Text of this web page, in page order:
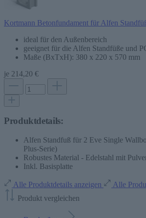
Kortmann Betonfundament für Alfen
ideal für den Außenbereich
geeignet für die Alfen Standfüße und
Maße (BxTxH): 380 x 220 x 570 mm
je 214,20 €
Produktdetails:
Alfen Standfuß für 2 Eve Single
Plus-Serie)
Robustes Material - Edelstahl mit
Inkl. Basisplatte
Alle Produktdetails anzeigen
Alle
Produkt vergleichen